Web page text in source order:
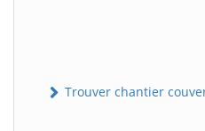
Trouver chantier